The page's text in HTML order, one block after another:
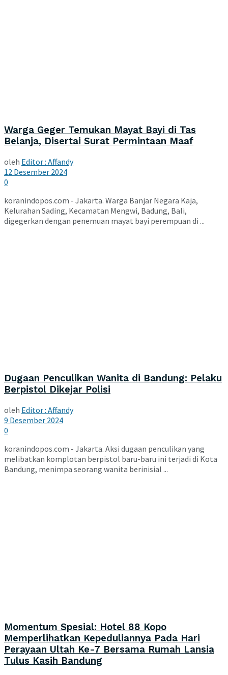
Warga Geger Temukan Mayat Bayi di Tas
Belanja, Disertai Surat Permintaan Maaf
oleh Editor : Affandy
12 Desember 2024
0
koranindopos.com - Jakarta. Warga Banjar Negara Kaja,
Kelurahan Sading, Kecamatan Mengwi, Badung, Bali,
digegerkan dengan penemuan mayat bayi perempuan di ...
Dugaan Penculikan Wanita di Bandung: Pelaku
Berpistol Dikejar Polisi
oleh Editor : Affandy
9 Desember 2024
0
koranindopos.com - Jakarta. Aksi dugaan penculikan yang
melibatkan komplotan berpistol baru-baru ini terjadi di Kota
Bandung, menimpa seorang wanita berinisial ...
Momentum Spesial: Hotel 88 Kopo
Memperlihatkan Kepeduliannya Pada Hari
Perayaan Ultah Ke-7 Bersama Rumah Lansia
Tulus Kasih Bandung